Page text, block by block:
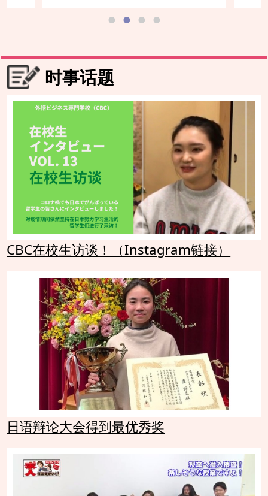
时事话题
CBC在校生访谈！（Instagram链接）
日语辩论大会得到最优秀奖